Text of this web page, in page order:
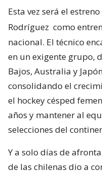
Esta vez será el
Rodríguez como
nacional. El técnico
en un exigente grupo,
Bajos, Australia y
consolidando el
el hockey césped
años y mantener al
selecciones del
Y a solo días de
de las chilenas dio a